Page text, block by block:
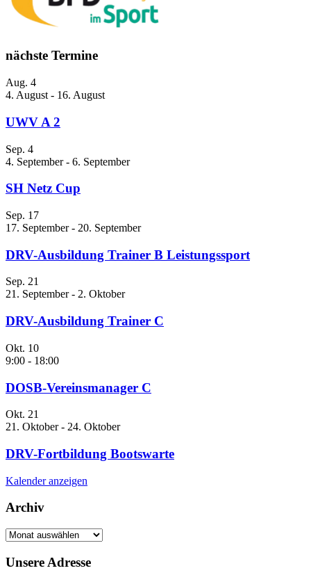
nächste Termine
Aug. 4
4. August - 16. August
UWV A 2
Sep. 4
4. September- 6. September
SH Netz Cup
Sep. 17
17. September- 20. September
DRV-Ausbildung Trainer B Leistungssport
Sep. 21
21. September- 2. Oktober
DRV-Ausbildung Trainer C
Okt. 10
9:00 - 18:00
DOSB-Vereinsmanager C
Okt. 21
21. Oktober- 24. Oktober
DRV-Fortbildung Bootswarte
Kalender anzeigen
Archiv
Archiv
Unsere Adresse